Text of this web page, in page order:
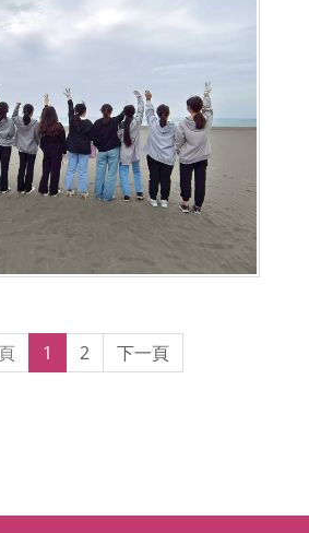
1 2
下一頁